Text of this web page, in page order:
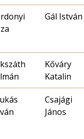
Gál István
Kőváry
Katalin
Csajági
János